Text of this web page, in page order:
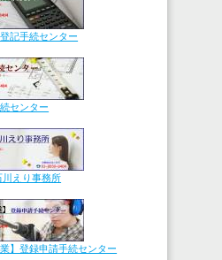
記手続センター
センター
川えり事務所
業】登録申請手続センター